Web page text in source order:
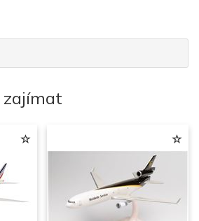
zajímat